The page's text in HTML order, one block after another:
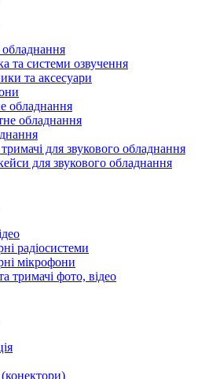
обладнання
та системи озвучення
та аксесуари
обладнання
обладнання
для звукового обладнання
для звукового обладнання
радіосистеми
мікрофони
тримачі фото, відео